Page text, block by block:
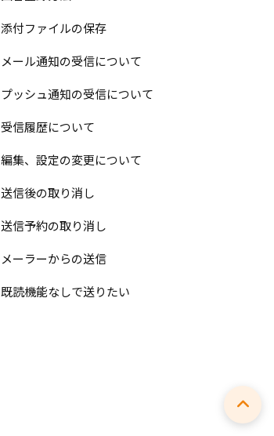
添付ファイルの保存
メール通知の受信について
プッシュ通知の受信について
受信履歴について
編集、設定の変更について
送信後の取り消し
送信予約の取り消し
メーラーからの送信
既読機能なしで送りたい